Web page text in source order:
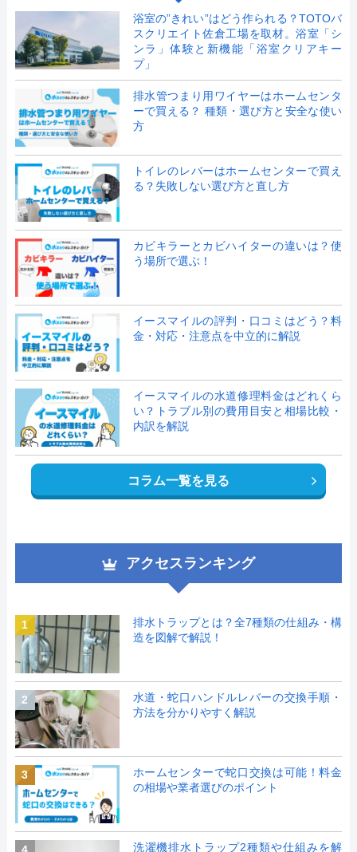
浴室の”きれい”はどう作られる？TOTOバ
スクリエイト佐倉工場を取材。浴室「シ
ンラ」体験と新機能「浴室クリアキー
プ」
排水管つまり用ワイヤーはホームセンタ
ーで買える？ 種類・選び方と安全な使い
方
トイレのレバーはホームセンターで買え
る？失敗しない選び方と直し方
カビキラーとカビハイターの違いは？使
う場所で選ぶ！
イースマイルの評判・口コミはどう？料
金・対応・注意点を中立的に解説
イースマイルの水道修理料金はどれくら
い？トラブル別の費用目安と相場比較・
内訳を解説
コラム一覧を見る
アクセスランキング
1
排水トラップとは？全7種類の仕組み・構
造を図解で解説！
2
水道・蛇口ハンドルレバーの交換手順・
方法を分かりやすく解説
3
ホームセンターで蛇口交換は可能！料金
の相場や業者選びのポイント
洗濯機排水トラップ2種類や仕組みを解